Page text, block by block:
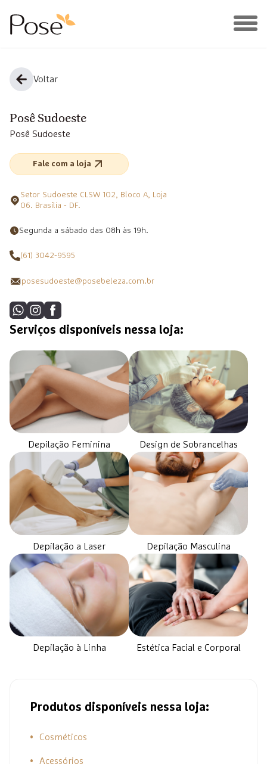
Voltar
Posê Sudoeste
Posê Sudoeste
Fale com a loja
Setor Sudoeste CLSW 102, Bloco A, Loja
06. Brasília - DF.
Segunda a sábado das 08h às 19h.
(61) 3042-9595
posesudoeste@posebeleza.com.br
Serviços disponíveis nessa loja:
Depilação Feminina Design de Sobrancelhas
Depilação a Laser Depilação Masculina
Depilação à Linha Estética Facial e Corporal
Produtos disponíveis nessa loja:
Cosméticos
Acessórios